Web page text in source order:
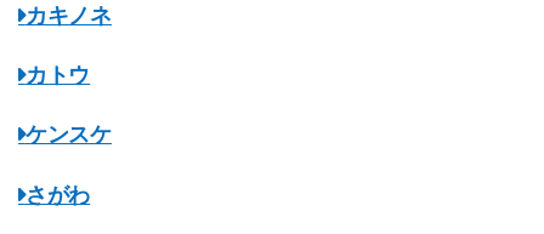
カキノネ
カトウ
ケンスケ
さがわ